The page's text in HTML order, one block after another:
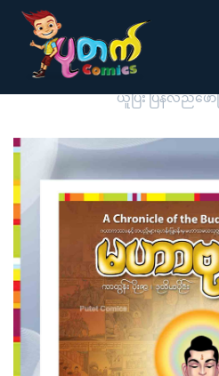
ပုတက်ကာတွန်းမှ မူပိုင်စီစဉ်တင်ဆက်ထာ
ယူပြီး ပြန်လည်ဖော်